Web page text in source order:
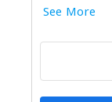
See More